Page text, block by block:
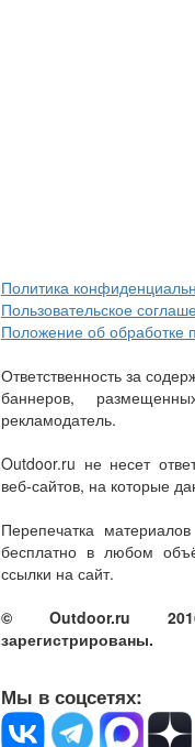
Политика
Пользовательское
Положение об обработке
Ответственность за
баннеров,
рекламодатель.
Outdoor.ru не несет
веб-сайтов, на которые
Перепечатка
бесплатно в любом
ссылки на сайт.
© Outdoor.ru
зарегистрированы.
Мы в соцсетях: